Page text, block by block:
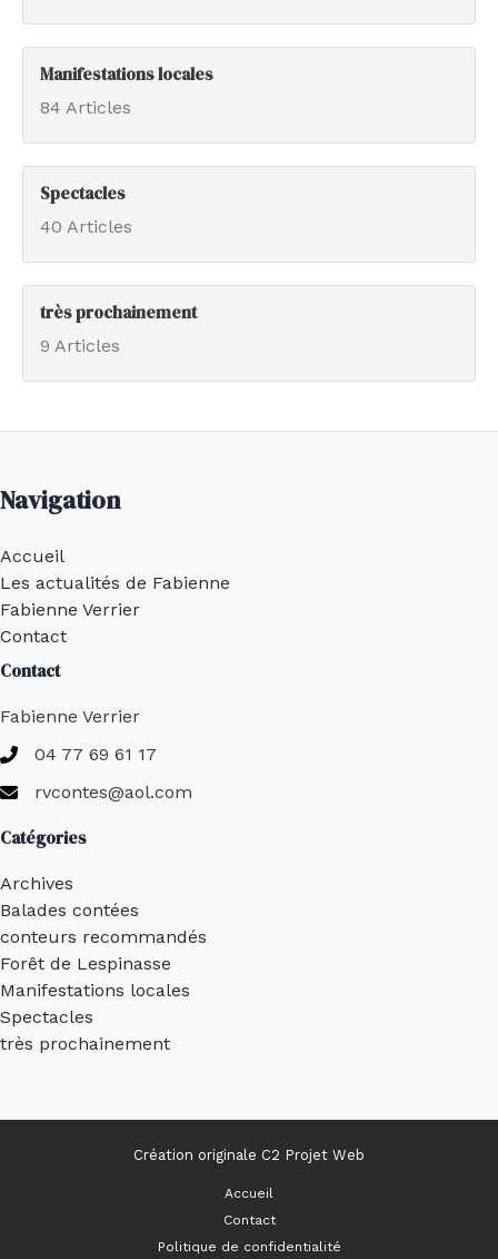
Manifestations locales
84 Articles
Spectacles
40 Articles
très prochainement
9 Articles
Navigation
Accueil
Les actualités de Fabienne
Fabienne Verrier
Contact
Contact
Fabienne Verrier
04 77 69 61 17
rvcontes@aol.com
Catégories
Archives
Balades contées
conteurs recommandés
Forêt de Lespinasse
Manifestations locales
Spectacles
très prochainement
Création originale C2 Projet Web
Accueil
Contact
Politique de confidentialité